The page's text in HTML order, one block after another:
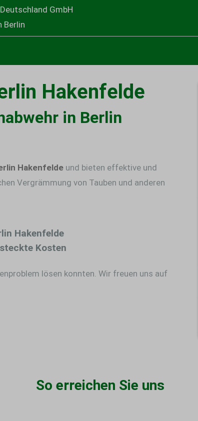
GmbH
Berlin
Hakenfelde
in Berlin
Hakenfelde und bieten effektive und
Vergrämmung von Tauben und anderen
Hakenfelde
Kosten
lösen konnten. Wir freuen uns auf
So erreichen Sie uns